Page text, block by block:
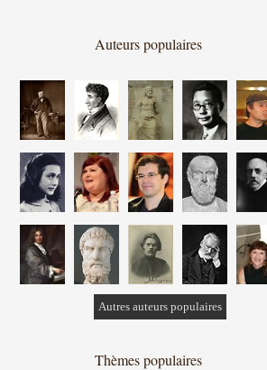
Auteurs populaires
Autres auteurs populaires
Thèmes populaires